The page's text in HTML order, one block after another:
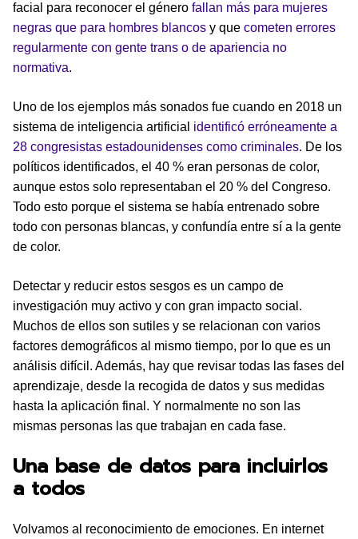
facial para reconocer el género fallan más para mujeres
negras que para hombres blancos y que cometen errores
regularmente con gente trans o de apariencia no
normativa.
Uno de los ejemplos más sonados fue cuando en 2018 un
sistema de inteligencia artificial identificó erróneamente a
28 congresistas estadounidenses como criminales. De los
políticos identificados, el 40 % eran personas de color,
aunque estos solo representaban el 20 % del Congreso.
Todo esto porque el sistema se había entrenado sobre
todo con personas blancas, y confundía entre sí a la gente
de color.
Detectar y reducir estos sesgos es un campo de
investigación muy activo y con gran impacto social.
Muchos de ellos son sutiles y se relacionan con varios
factores demográficos al mismo tiempo, por lo que es un
análisis difícil. Además, hay que revisar todas las fases del
aprendizaje, desde la recogida de datos y sus medidas
hasta la aplicación final. Y normalmente no son las
mismas personas las que trabajan en cada fase.
Una base de datos para incluirlos
a todos
Volvamos al reconocimiento de emociones. En internet